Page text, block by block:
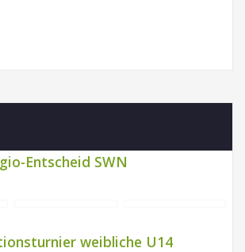
Entscheid SWN
weibliche U14